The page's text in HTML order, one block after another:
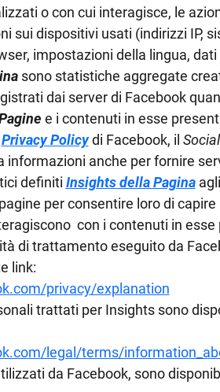
o con cui interagisce, le
sui dispositivi usati (indirizzi IP,
impostazioni della lingua, dati
sono statistiche aggregate
dai server di Facebook
e i contenuti in esse
Privacy Policydi Facebook, il Social
informazioni anche per fornire
definiti Insights della Paginaagli
per consentire loro di
con i contenuti in esse
di trattamento eseguito da
link:
privacy/explanation
trattati per Insights sono
legal/terms/
da Facebook, sono